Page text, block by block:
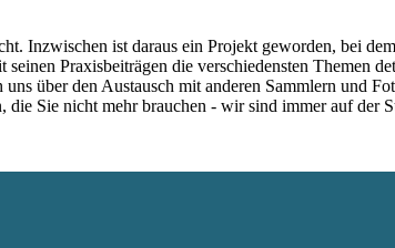
Inzwischen ist daraus ein Projekt geworden, bei
Praxisbeiträgen die verschiedensten Themen
über den Austausch mit anderen Sammlern und
Sie nicht mehr brauchen - wir sind immer auf der